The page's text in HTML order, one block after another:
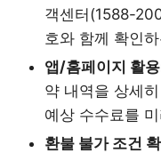
객센터(1588-
호와 함께 확인
앱/홈페이지 활
약 내역을 상세
예상 수수료를
환불 불가 조건